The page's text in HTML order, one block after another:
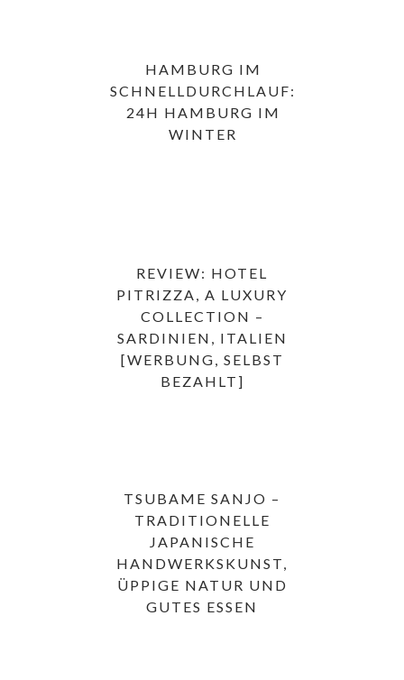
HAMBURG IM
SCHNELLDURCHLAUF:
24H HAMBURG IM
WINTER
REVIEW: HOTEL
PITRIZZA, A LUXURY
COLLECTION –
SARDINIEN, ITALIEN
[WERBUNG, SELBST
BEZAHLT]
TSUBAME SANJO –
TRADITIONELLE
JAPANISCHE
HANDWERKSKUNST,
ÜPPIGE NATUR UND
GUTES ESSEN